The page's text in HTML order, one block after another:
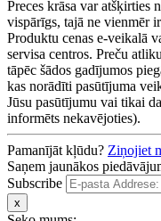
Preces krāsa var atšķirties
vispārīgs, tajā ne vienmēr
Produktu cenas e-veikalā
servisa centros. Preču
tāpēc šādos gadījumos
kas norādīti pasūtījuma
Jūsu pasūtījumu vai tikai
informēts nekavējoties).
Pamanījāt kļūdu? Ziņojiet
Saņem jaunākos
Subscribe
x